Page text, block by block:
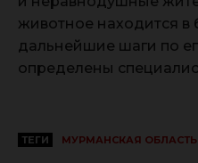
животное находится в
дальнейшие шаги по
определены
ТЕГИ МУРМАНСКАЯ ОБЛАСТЬ